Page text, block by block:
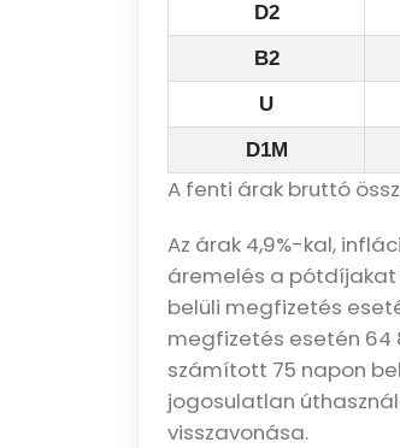
D2
B2
U
D1M
A fenti árak bruttó
Az árak 4,9%-kal,
áremelés a pótdíjakat
belüli megfizetés
megfizetés esetén 64
számított 75 napon
jogosulatlan
visszavonása.